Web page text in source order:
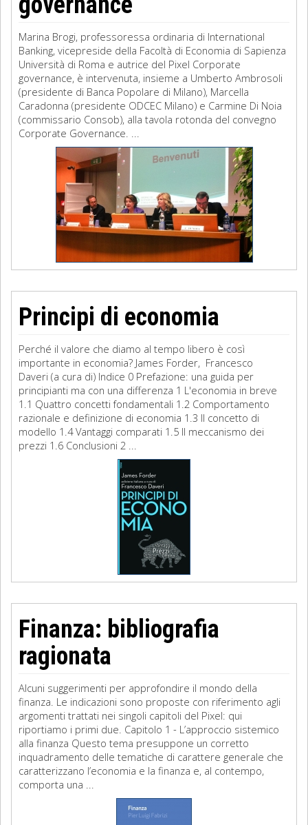
Marina Brogi, professoressa ordinaria di International
Banking, vicepreside della Facoltà di Economia di Sapienza
Università di Roma e autrice del Pixel Corporate
governance, è intervenuta, insieme a Umberto Ambrosoli
(presidente di Banca Popolare di Milano), Marcella
Caradonna (presidente ODCEC Milano) e Carmine Di Noia
(commissario Consob), alla tavola rotonda del convegno
Corporate Governance. ...
Principi di economia
Perché il valore che diamo al tempo libero è così
importante in economia? James Forder, Francesco
Daveri (a cura di) Indice 0 Prefazione: una guida per
principianti ma con una differenza 1 L'economia in breve
1.1 Quattro concetti fondamentali 1.2 Comportamento
razionale e definizione di economia 1.3 Il concetto di
modello 1.4 Vantaggi comparati 1.5 Il meccanismo dei
prezzi 1.6 Conclusioni 2 ...
Finanza: bibliografia
ragionata
Alcuni suggerimenti per approfondire il mondo della
finanza. Le indicazioni sono proposte con riferimento agli
argomenti trattati nei singoli capitoli del Pixel: qui
riportiamo i primi due. Capitolo 1 - L’approccio sistemico
alla finanza Questo tema presuppone un corretto
inquadramento delle tematiche di carattere generale che
caratterizzano l’economia e la finanza e, al contempo,
comporta una ...